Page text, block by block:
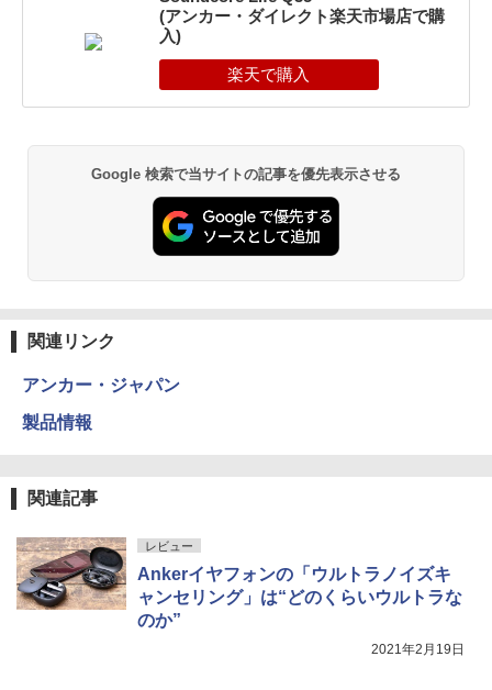
(アンカー・ダイレクト楽天市場店で購
入)
Google 検索で当サイトの記事を優先表示させる
関連リンク
アンカー・ジャパン
製品情報
関連記事
レビュー
Ankerイヤフォンの「ウルトラノイズキ
ャンセリング」は“どのくらいウルトラな
のか”
2021年2月19日